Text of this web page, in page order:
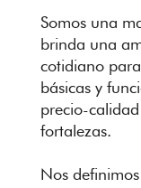
Somos una
brinda una
cotidiano
básicas y
precio-
fortalezas.
Nos